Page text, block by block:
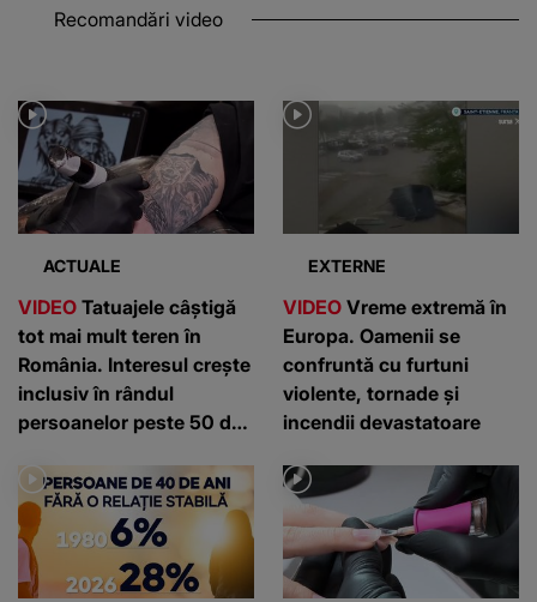
Recomandări video
ACTUALE
VIDEO Tatuajele câștigă
tot mai mult teren în
România. Interesul crește
inclusiv în rândul
persoanelor peste 50 de
EXTERNE
VIDEO Vreme extremă în
Europa. Oamenii se
confruntă cu furtuni
violente, tornade și
incendii devastatoare